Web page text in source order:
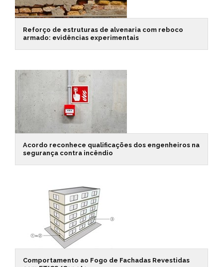
Reforço de estruturas de alvenaria com reboco
armado: evidências experimentais
Acordo reconhece qualificações dos engenheiros na
segurança contra incêndio
Comportamento ao Fogo de Fachadas Revestidas